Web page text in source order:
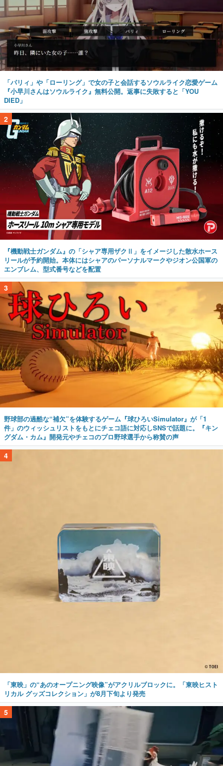
「パリィ」や「ローリング」で女の子と会話するソウルライク恋愛ゲーム
『小早川さんはソウルライク』無料公開。返事に失敗すると「YOU
DIED」
2
『機動戦士ガンダム』の「シャア専用ザクⅡ」をイメージした散水ホース
リールが予約開始。本体にはシャアのパーソナルマークやジオン公国軍の
エンブレム、型式番号などを配置
野球部の過酷な“補欠”を体験するゲーム『球ひろいSimulator』が「1
件」のウィッシュリストをもとにチェコ語に対応しSNSで話題に。『キン
グダム・カム』開発元やチェコのプロ野球選手から称賛の声
4
5